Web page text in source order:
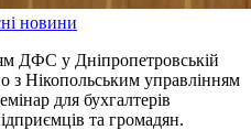
новини
ДФС у Дніпропетровській
з Нікопольським управлінням
для бухгалтерів
та громадян.